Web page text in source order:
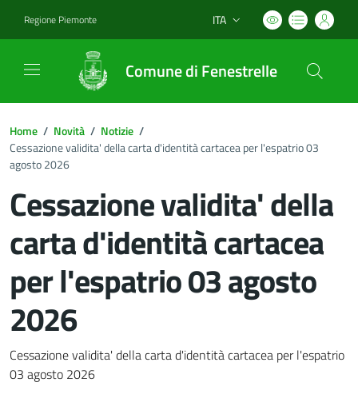
Regione Piemonte Lingua attiva:
ITA
Comune di Fenestrelle
Home / Novità / Notizie /
Cessazione validita' della carta d'identità cartacea per l'espatrio 03
agosto 2026
Cessazione validita' della
carta d'identità cartacea
per l'espatrio 03 agosto
2026
Dettagli del documento
Cessazione validita' della carta d'identità cartacea per l'espatrio
03 agosto 2026